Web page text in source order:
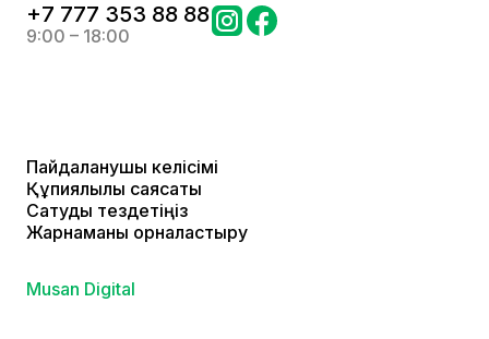
+7 777 353 88 88
9:00 – 18:00
Пайдаланушы келісімі
Құпиялылық саясаты
Сатуды тездетіңіз
Жарнаманы орналастыру
Musan Digital